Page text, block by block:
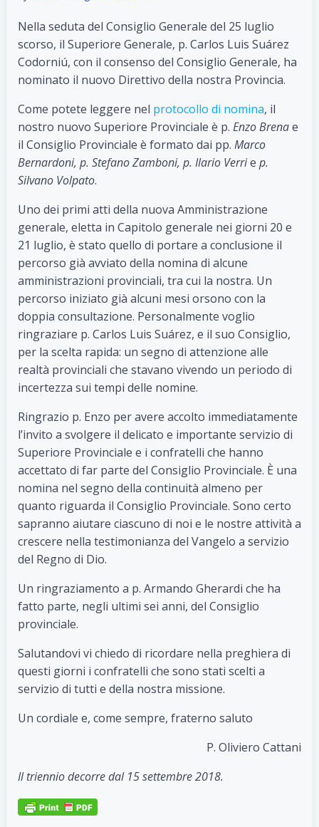
Nella seduta del Consiglio Generale del 25 luglio
scorso, il Superiore Generale, p. Carlos Luis Suárez
Codorniú, con il consenso del Consiglio Generale, ha
nominato il nuovo Direttivo della nostra Provincia.
Come potete leggere nel protocollo di nomina, il
nostro nuovo Superiore Provinciale è p. Enzo Brenae
il Consiglio Provinciale è formato dai pp. Marco
Bernardoni, p. Stefano Zamboni, p. Ilario Verrie p.
Silvano Volpato.
Uno dei primi atti della nuova Amministrazione
generale, eletta in Capitolo generale nei giorni 20 e
21 luglio, è stato quello di portare a conclusione il
percorso già avviato della nomina di alcune
amministrazioni provinciali, tra cui la nostra. Un
percorso iniziato già alcuni mesi orsono con la
doppia consultazione. Personalmente voglio
ringraziare p. Carlos Luis Suárez, e il suo Consiglio,
per la scelta rapida: un segno di attenzione alle
realtà provinciali che stavano vivendo un periodo di
incertezza sui tempi delle nomine.
Ringrazio p. Enzo per avere accolto immediatamente
l’invito a svolgere il delicato e importante servizio di
Superiore Provinciale e i confratelli che hanno
accettato di far parte del Consiglio Provinciale. È una
nomina nel segno della continuità almeno per
quanto riguarda il Consiglio Provinciale. Sono certo
sapranno aiutare ciascuno di noi e le nostre attività a
crescere nella testimonianza del Vangelo a servizio
del Regno di Dio.
Un ringraziamento a p. Armando Gherardi che ha
fatto parte, negli ultimi sei anni, del Consiglio
provinciale.
Salutandovi vi chiedo di ricordare nella preghiera di
questi giorni i confratelli che sono stati scelti a
servizio di tutti e della nostra missione.
Un cordiale e, come sempre, fraterno saluto
P. Oliviero Cattani
Il triennio decorre dal 15 settembre 2018.